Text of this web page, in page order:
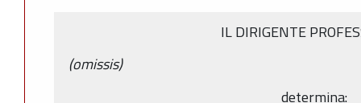
IL DIRIGENTE
(omissis)
determina: